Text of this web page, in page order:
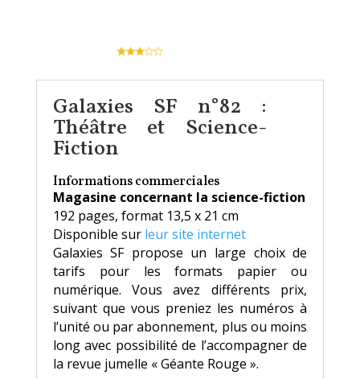
Galaxies SF n°82 :
Théâtre et Science-
Fiction
Informations commerciales
Magasine concernant la science-fiction
192 pages, format 13,5 x 21 cm
Disponible surleur site internet
Galaxies SF propose un large choix de
tarifs pour les formats papier ou
numérique. Vous avez différents prix,
suivant que vous preniez les numéros à
l’unité ou par abonnement, plus ou moins
long avec possibilité de l’accompagner de
la revue jumelle « Géante Rouge ».